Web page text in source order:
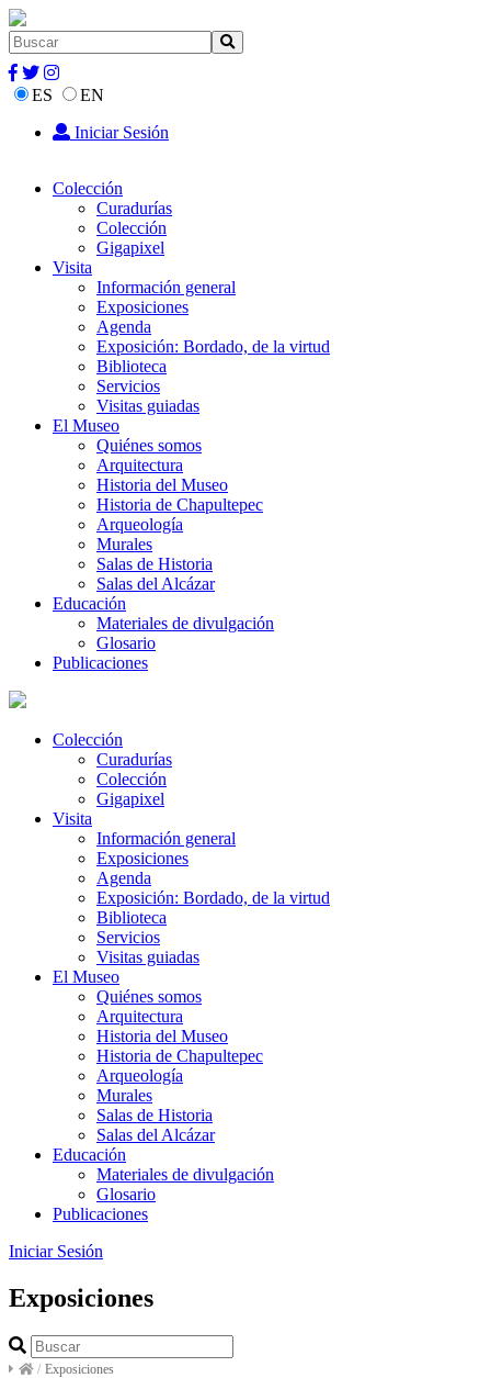
ES
EN
Iniciar Sesión
Colección
Curadurías
Colección
Gigapixel
Visita
Información general
Exposiciones
Agenda
Exposición: Bordado, de la virtud
Biblioteca
Servicios
Visitas guiadas
El Museo
Quiénes somos
Arquitectura
Historia del Museo
Historia de Chapultepec
Arqueología
Murales
Salas de Historia
Salas del Alcázar
Educación
Materiales de divulgación
Glosario
Publicaciones
Colección
Curadurías
Colección
Gigapixel
Visita
Información general
Exposiciones
Agenda
Exposición: Bordado, de la virtud
Biblioteca
Servicios
Visitas guiadas
El Museo
Quiénes somos
Arquitectura
Historia del Museo
Historia de Chapultepec
Arqueología
Murales
Salas de Historia
Salas del Alcázar
Educación
Materiales de divulgación
Glosario
Publicaciones
Iniciar Sesión
Exposiciones
/ Exposiciones